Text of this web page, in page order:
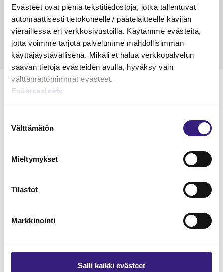
Evästeet ovat pieniä tekstitiedostoja, jotka tallentuvat
automaattisesti tietokoneelle / päätelaitteelle kävijän
vieraillessa eri verkkosivustoilla. Käytämme evästeitä,
jotta voimme tarjota palvelumme mahdollisimman
käyttäjäystävällisenä. Mikäli et halua verkkopalvelun
saavan tietoja evästeiden avulla, hyväksy vain
välttämättömimmät evästeet.
Evästeseloste
valinta
Välttämätön
Mieltymykset
Tilastot
Markkinointi
Salli kaikki evästeet
Petri Salomaa
15.5.2023 10 min
lukuoikeus
TILAA TÄSTÄ